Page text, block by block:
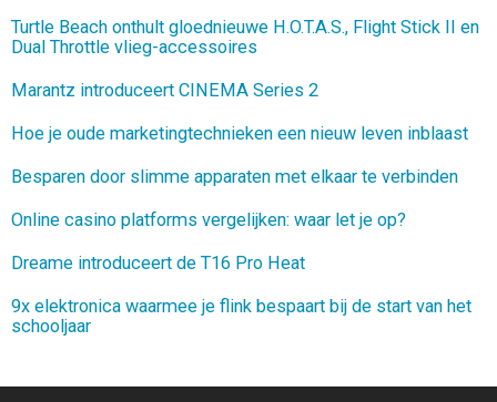
Turtle Beach onthult gloednieuwe H.O.T.A.S., Flight Stick II en
Dual Throttle vlieg-accessoires
Marantz introduceert CINEMA Series 2
Hoe je oude marketingtechnieken een nieuw leven inblaast
Besparen door slimme apparaten met elkaar te verbinden
Online casino platforms vergelijken: waar let je op?
Dreame introduceert de T16 Pro Heat
9x elektronica waarmee je flink bespaart bij de start van het
schooljaar